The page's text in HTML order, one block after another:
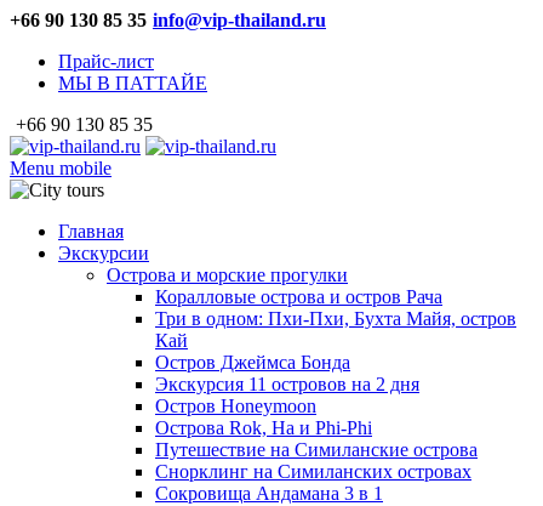
+66 90 130 85 35 info@vip-thailand.ru
Прайс-лист
МЫ В ПАТТАЙЕ
+66 90 130 85 35
Menu mobile
Главная
Экскурсии
Острова и морские прогулки
Коралловые острова и остров Рача
Три в одном: Пхи-Пхи, Бухта Майя, остров
Кай
Остров Джеймса Бонда
Экскурсия 11 островов на 2 дня
Остров Honeymoon
Острова Rok, Ha и Phi-Phi
Путешествие на Симиланские острова
Снорклинг на Симиланских островах
Сокровища Андамана 3 в 1